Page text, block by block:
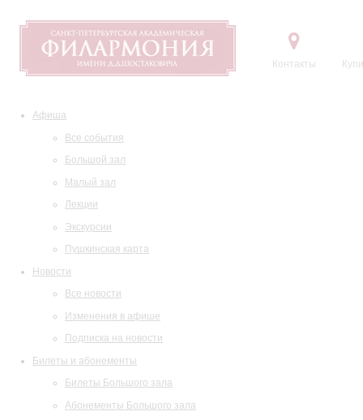
Контакты
Афиша
Все события
Большой зал
Малый зал
Лекции
Экскурсии
Пушкинская карта
Новости
Все новости
Изменения в афише
Подписка на новости
Билеты и абонементы
Билеты Большого зала
Абонементы Большого зала